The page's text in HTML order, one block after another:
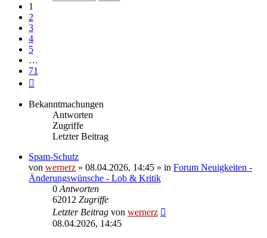
1
2
3
4
5
…
71
Bekanntmachungen
Antworten
Zugriffe
Letzter Beitrag
Spam-Schutz
von wernerz » 08.04.2026, 14:45 » in Forum Neuigkeiten -
Änderungswünsche - Lob & Kritik
0 Antworten
62012 Zugriffe
Letzter Beitrag von wernerz
08.04.2026, 14:45